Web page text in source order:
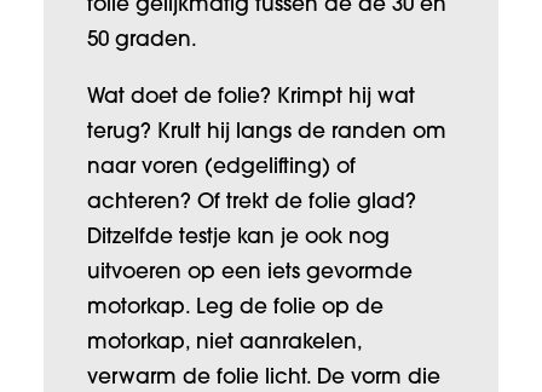
folie gelijkmatig tussen de de 30 en
50 graden.
Wat doet de folie? Krimpt hij wat
terug? Krult hij langs de randen om
naar voren (edgelifting) of
achteren? Of trekt de folie glad?
Ditzelfde testje kan je ook nog
uitvoeren op een iets gevormde
motorkap. Leg de folie op de
motorkap, niet aanrakelen,
verwarm de folie licht. De vorm die